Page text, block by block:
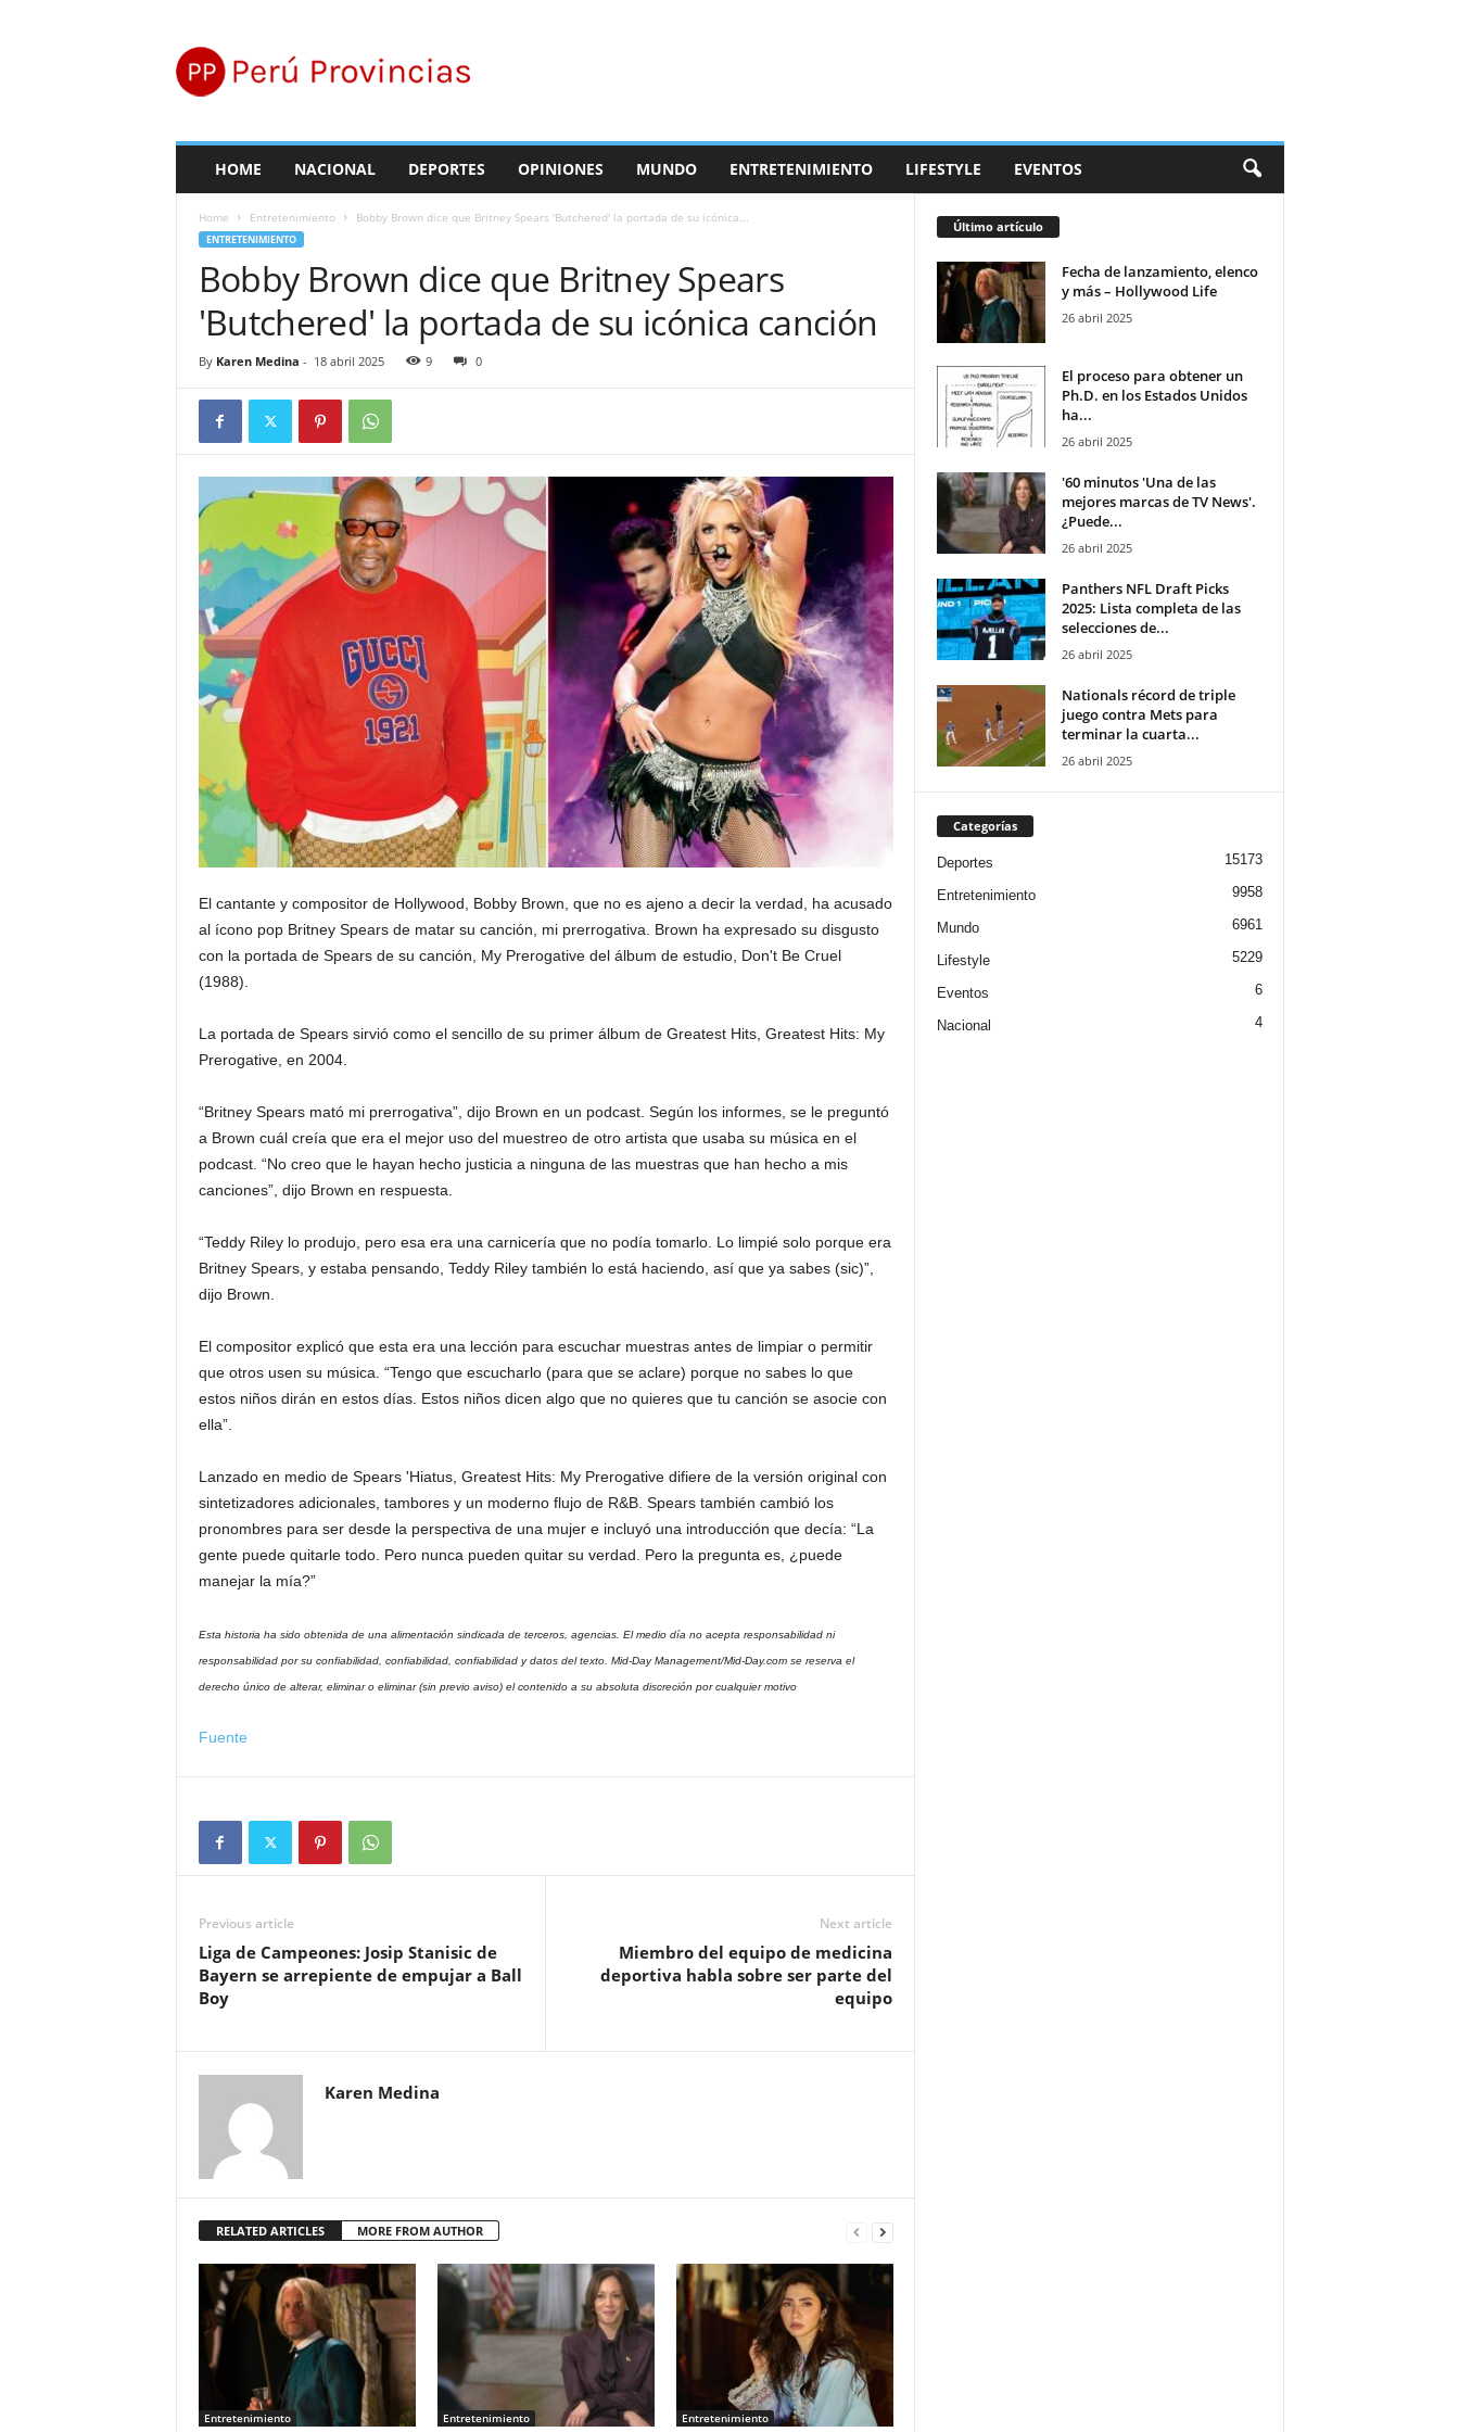
r
ú
HOME NACIONAL DEPORTES OPINIONES MUNDO ENTRETENIMIENTO LIFESTYLE EVENTOS
Home Entretenimiento Bobby Brown dice que Britney Spears 'Butchered' la portada de su icónica...
ENTRETENIMIENTO
Bobby Brown dice que Britney Spears
'Butchered' la portada de su icónica canción
By Karen Medina - 18 abril 2025 9 0
El cantante y compositor de Hollywood, Bobby Brown, que no es ajeno a decir la verdad, ha acusado
al ícono pop Britney Spears de matar su canción, mi prerrogativa. Brown ha expresado su disgusto
con la portada de Spears de su canción, My Prerogative del álbum de estudio, Don't Be Cruel
(1988).
La portada de Spears sirvió como el sencillo de su primer álbum de Greatest Hits, Greatest Hits: My
Prerogative, en 2004.
“Britney Spears mató mi prerrogativa”, dijo Brown en un podcast. Según los informes, se le preguntó
a Brown cuál creía que era el mejor uso del muestreo de otro artista que usaba su música en el
podcast. “No creo que le hayan hecho justicia a ninguna de las muestras que han hecho a mis
canciones”, dijo Brown en respuesta.
“Teddy Riley lo produjo, pero esa era una carnicería que no podía tomarlo. Lo limpié solo porque era
Britney Spears, y estaba pensando, Teddy Riley también lo está haciendo, así que ya sabes (sic)”,
dijo Brown.
El compositor explicó que esta era una lección para escuchar muestras antes de limpiar o permitir
que otros usen su música. “Tengo que escucharlo (para que se aclare) porque no sabes lo que
estos niños dirán en estos días. Estos niños dicen algo que no quieres que tu canción se asocie con
ella”.
Lanzado en medio de Spears 'Hiatus, Greatest Hits: My Prerogative difiere de la versión original con
sintetizadores adicionales, tambores y un moderno flujo de R&B. Spears también cambió los
pronombres para ser desde la perspectiva de una mujer e incluyó una introducción que decía: “La
gente puede quitarle todo. Pero nunca pueden quitar su verdad. Pero la pregunta es, ¿puede
manejar la mía?”
Esta historia ha sido obtenida de una alimentación sindicada de terceros, agencias. El medio día no acepta responsabilidad ni
responsabilidad por su confiabilidad, confiabilidad, confiabilidad y datos del texto. Mid-Day Management/Mid-Day.com se reserva el
derecho único de alterar, eliminar o eliminar (sin previo aviso) el contenido a su absoluta discreción por cualquier motivo
Fuente
Previous article
Liga de Campeones: Josip Stanisic de
Bayern se arrepiente de empujar a Ball
Boy
Next article
Miembro del equipo de medicina
deportiva habla sobre ser parte del
equipo
Karen Medina
RELATED ARTICLES MORE FROM AUTHOR
Entretenimiento Entretenimiento Entretenimiento
Último artículo
Fecha de lanzamiento, elenco
y más – Hollywood Life
26 abril 2025
El proceso para obtener un
Ph.D. en los Estados Unidos
ha...
26 abril 2025
'60 minutos 'Una de las
mejores marcas de TV News'.
¿Puede...
26 abril 2025
Panthers NFL Draft Picks
2025: Lista completa de las
selecciones de...
26 abril 2025
Nationals récord de triple
juego contra Mets para
terminar la cuarta...
26 abril 2025
Categorías
Deportes 15173
Entretenimiento 9958
Mundo 6961
Lifestyle 5229
Eventos 6
Nacional 4